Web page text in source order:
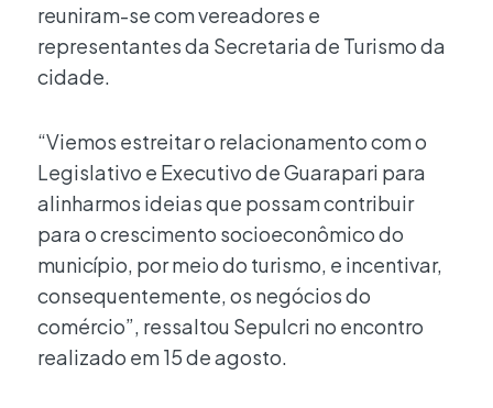
reuniram-se com vereadores e
representantes da Secretaria de Turismo da
cidade.
“Viemos estreitar o relacionamento com o
Legislativo e Executivo de Guarapari para
alinharmos ideias que possam contribuir
para o crescimento socioeconômico do
município, por meio do turismo, e incentivar,
consequentemente, os negócios do
comércio”, ressaltou Sepulcri no encontro
realizado em 15 de agosto.